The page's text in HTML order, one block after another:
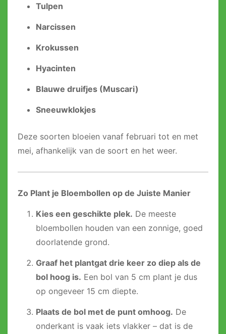
Tulpen
Narcissen
Krokussen
Hyacinten
Blauwe druifjes (Muscari)
Sneeuwklokjes
Deze soorten bloeien vanaf februari tot en met
mei, afhankelijk van de soort en het weer.
Zo Plant je Bloembollen op de Juiste Manier
Kies een geschikte plek. De meeste
bloembollen houden van een zonnige, goed
doorlatende grond.
Graaf het plantgat drie keer zo diep als de
bol hoog is. Een bol van 5 cm plant je dus
op ongeveer 15 cm diepte.
Plaats de bol met de punt omhoog. De
onderkant is vaak iets vlakker – dat is de